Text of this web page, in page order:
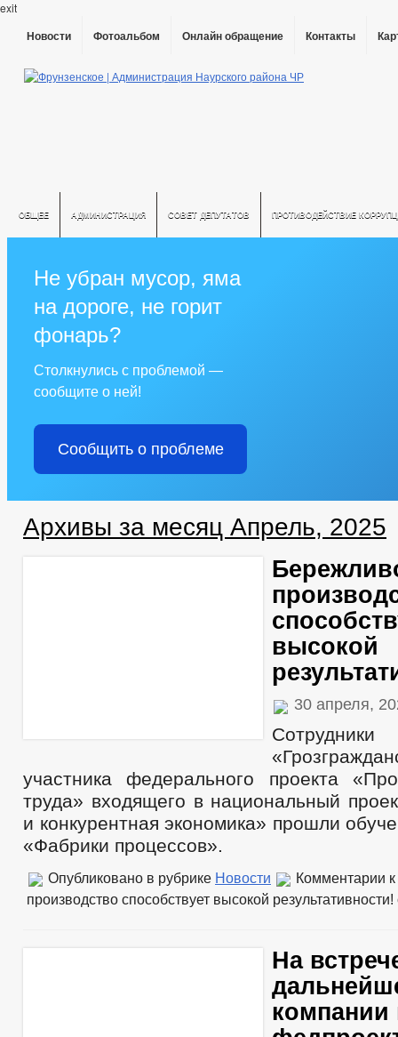
exit
Новости Фотоальбом Онлайн обращение Контакты
ОБЩЕЕ АДМИНИСТРАЦИЯ СОВЕТ ДЕПУТАТОВ ПРОТИВОДЕЙСТВИЕ
Не убран мусор, яма
на дороге, не горит
фонарь?
Столкнулись с проблемой —
сообщите о ней!
Сообщить о проблеме
Архивы за месяц Апрель, 2025
высокой
30 апреля,
участника федерального проекта
труда» входящего в национальный
и конкурентная экономика» прошли
«Фабрики процессов».
Опубликовано в рубрике Новости Комментарии
производство способствует высокой результативности!
На
компании